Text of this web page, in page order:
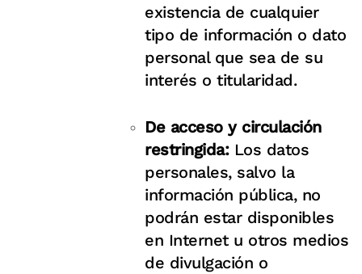
existencia de cualquier
tipo de información o dato
personal que sea de su
interés o titularidad.
De acceso y circulación
restringida:Los datos
personales, salvo la
información pública, no
podrán estar disponibles
en Internet u otros medios
de divulgación o